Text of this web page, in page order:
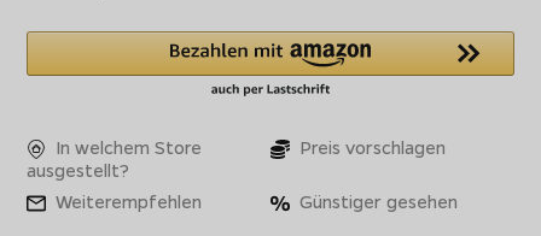
In welchem Store
ausgestellt?
Preis vorschlagen
Weiterempfehlen Günstiger gesehen